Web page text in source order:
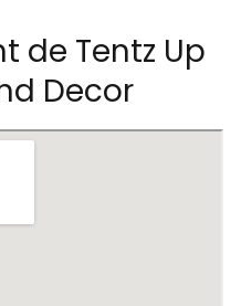
de Tentz Up
Decor